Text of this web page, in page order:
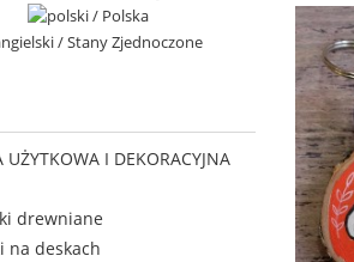
UŻYTKOWA I DEKORACYJNA
drewniane
na deskach